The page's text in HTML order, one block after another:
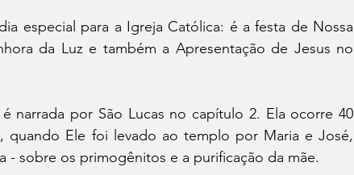
especial para a Igreja Católica: é a festa de Nossa
da Luz e também a Apresentação de Jesus no
narrada por São Lucas no capítulo 2. Ela ocorre 40
quando Ele foi levado ao templo por Maria e José,
- sobre os primogênitos e a purificação da mãe.